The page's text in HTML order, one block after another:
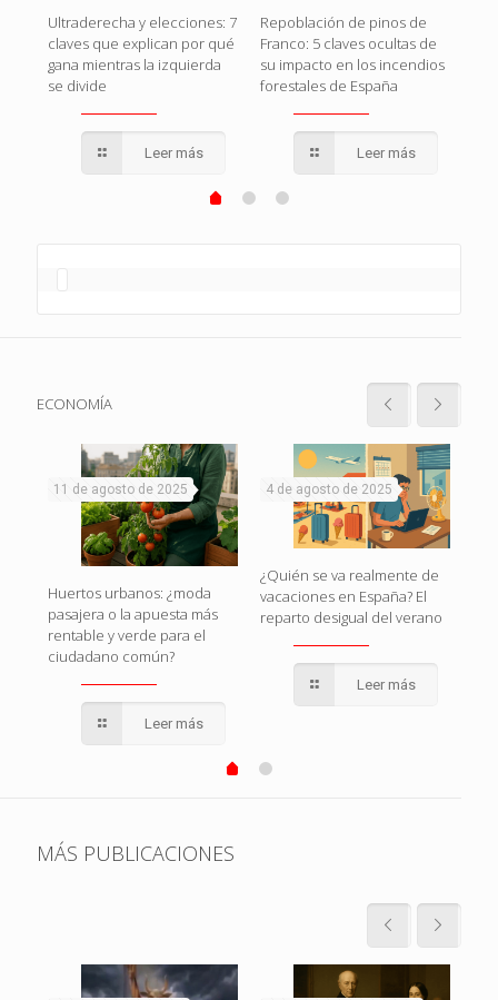
Ultraderecha y elecciones: 7
claves que explican por qué
gana mientras la izquierda
se divide
Leer más
Repoblación de pinos de
Franco: 5 claves ocultas de
su impacto en los incendios
forestales de España
Leer más
ECONOMÍA
11 de agosto de 2025
Huertos urbanos: ¿moda
pasajera o la apuesta más
rentable y verde para el
ciudadano común?
Leer más
4 de agosto de 2025
¿Quién se va realmente de
vacaciones en España? El
reparto desigual del verano
Leer más
MÁS PUBLICACIONES